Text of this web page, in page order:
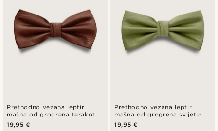
Prethodno vezana leptir
mašna od grogrena terakota
boje
19,95 €
Prethodno vezana leptir
mašna od grogrena svijetlo
zelene boje
19,95 €